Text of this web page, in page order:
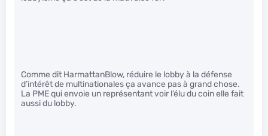
Comme dit HarmattanBlow, réduire le lobby à la défense
d’intérêt de multinationales ça avance pas à grand chose.
La PME qui envoie un représentant voir l’élu du coin elle fait
aussi du lobby.